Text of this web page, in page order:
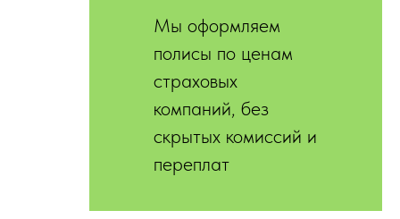
Мы оформляем
полисы по ценам
страховых
компаний, без
скрытых комиссий и
переплат